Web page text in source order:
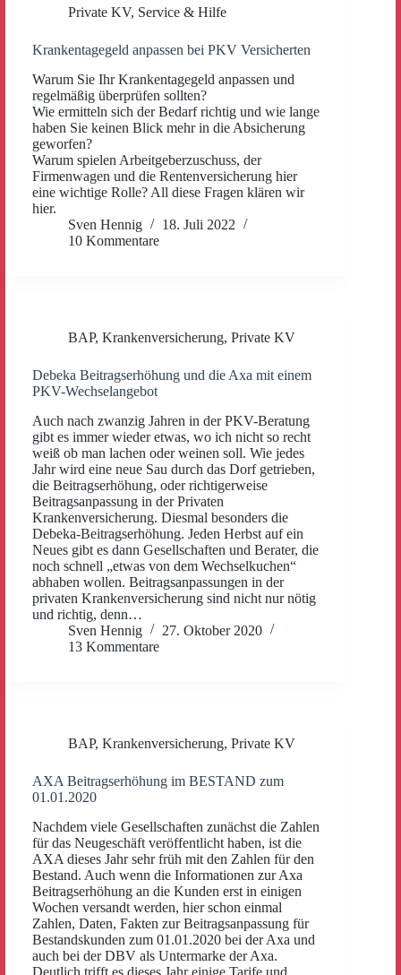
Private KV, Service & Hilfe
Krankentagegeld anpassen bei PKV Versicherten
Warum Sie Ihr Krankentagegeld anpassen und
regelmäßig überprüfen sollten?
Wie ermitteln sich der Bedarf richtig und wie lange
haben Sie keinen Blick mehr in die Absicherung
geworfen?
Warum spielen Arbeitgeberzuschuss, der
Firmenwagen und die Rentenversicherung hier
eine wichtige Rolle? All diese Fragen klären wir
hier.
Sven Hennig
18. Juli 2022
10 Kommentare
BAP, Krankenversicherung, Private KV
Debeka Beitragserhöhung und die Axa mit einem
PKV-Wechselangebot
Auch nach zwanzig Jahren in der PKV-Beratung
gibt es immer wieder etwas, wo ich nicht so recht
weiß ob man lachen oder weinen soll. Wie jedes
Jahr wird eine neue Sau durch das Dorf getrieben,
die Beitragserhöhung, oder richtigerweise
Beitragsanpassung in der Privaten
Krankenversicherung. Diesmal besonders die
Debeka-Beitragserhöhung. Jeden Herbst auf ein
Neues gibt es dann Gesellschaften und Berater, die
noch schnell „etwas von dem Wechselkuchen“
abhaben wollen. Beitragsanpassungen in der
privaten Krankenversicherung sind nicht nur nötig
und richtig, denn…
Sven Hennig
27. Oktober 2020
13 Kommentare
BAP, Krankenversicherung, Private KV
AXA Beitragserhöhung im BESTAND zum
01.01.2020
Nachdem viele Gesellschaften zunächst die Zahlen
für das Neugeschäft veröffentlicht haben, ist die
AXA dieses Jahr sehr früh mit den Zahlen für den
Bestand. Auch wenn die Informationen zur Axa
Beitragserhöhung an die Kunden erst in einigen
Wochen versandt werden, hier schon einmal
Zahlen, Daten, Fakten zur Beitragsanpassung für
Bestandskunden zum 01.01.2020 bei der Axa und
auch bei der DBV als Untermarke der Axa.
Deutlich trifft es dieses Jahr einige Tarife und